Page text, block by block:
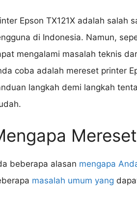
Epson TX121X adalah salah
di Indonesia. Namun,
mengalami masalah teknis
coba adalah mereset printer
langkah demi langkah
beberapa alasan mengapa
masalah umum yang